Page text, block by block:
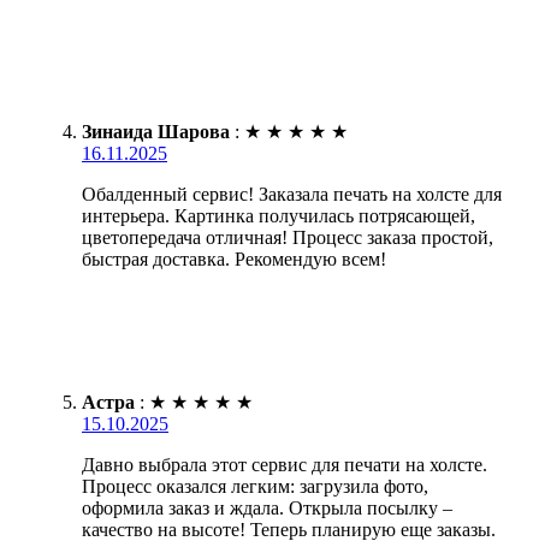
Зинаида Шарова : ★ ★ ★ ★ ★
16.11.2025
Обалденный сервис! Заказала печать на холсте для
интерьера. Картинка получилась потрясающей,
цветопередача отличная! Процесс заказа простой,
быстрая доставка. Рекомендую всем!
Астра : ★ ★ ★ ★ ★
15.10.2025
Давно выбрала этот сервис для печати на холсте.
Процесс оказался легким: загрузила фото,
оформила заказ и ждала. Открыла посылку –
качество на высоте! Теперь планирую еще заказы.